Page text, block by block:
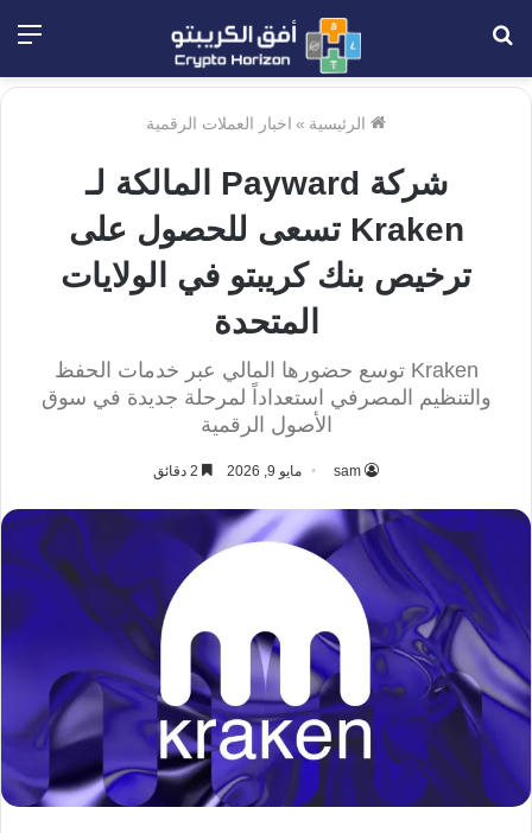
الرئيسية » اخبار العملات الرقمية
شركة Payward المالكة لـ
Kraken تسعى للحصول على
ترخيص بنك كريبتو في الولايات
المتحدة
Kraken توسع حضورها المالي عبر خدمات الحفظ
والتنظيم المصرفي استعداداً لمرحلة جديدة في سوق
الأصول الرقمية
sam مايو 9, 2026